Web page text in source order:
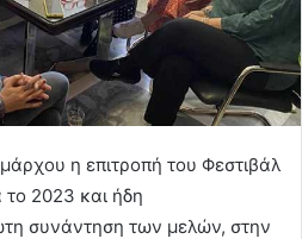
η επιτροπή του Φεστιβάλ
2023 και ήδη
συνάντηση των μελών, στην